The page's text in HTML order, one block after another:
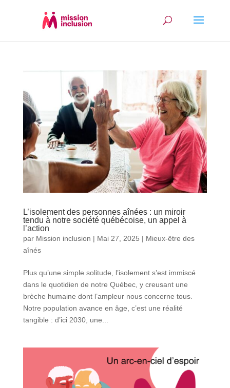
L’isolement des personnes aînées : un miroir
tendu à notre société québécoise, un appel à
l’action
par Mission inclusion | Mai 27, 2025 | Mieux-être des
aînés
Plus qu’une simple solitude, l’isolement s’est immiscé
dans le quotidien de notre Québec, y creusant une
brèche humaine dont l’ampleur nous concerne tous.
Notre population avance en âge, c’est une réalité
tangible : d’ici 2030, une...